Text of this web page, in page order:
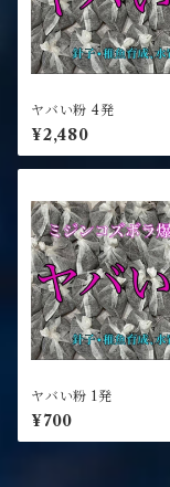
ヤバい粉 4発
¥2,480
ヤバい粉 1発
¥700